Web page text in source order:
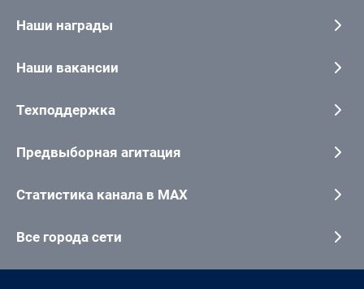
Наши награды
Наши вакансии
Техподдержка
Предвыборная агитация
Статистика канала в MAX
Все города сети